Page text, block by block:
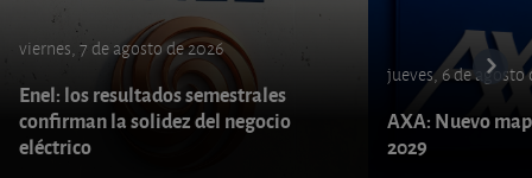
viernes, 7 de agosto de 2026
Enel: los resultados semestrales
confirman la solidez del negocio
eléctrico
jueves, 6 de agosto
AXA: Nuevo
2029